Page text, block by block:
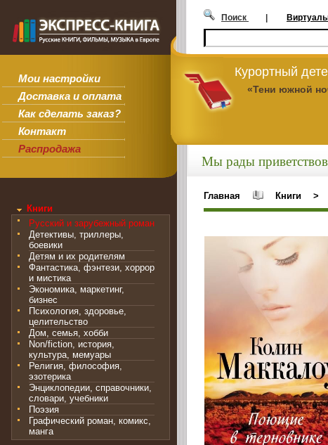
Мои настройки
Доставка и оплата
Как сделать заказ?
Контакт
Распродажа
Поиск |
Курортный
«Тени южной
Книги
Русский и зарубежный роман
Детективы, триллеры,
боевики
Детям и их родителям
Фантастика, фэнтези, хоррор
и мистика
Экономика, маркетинг,
бизнес
Психология, здоровье,
целительство
Дом, семья, хобби
Non/fiction, история,
культура, мемуары
Религия, философия,
эзотерика
Энциклопедии, справочники,
словари, учебники
Поэзия
Графический роман, комикс,
манга
Мы рады
Главная Книги >